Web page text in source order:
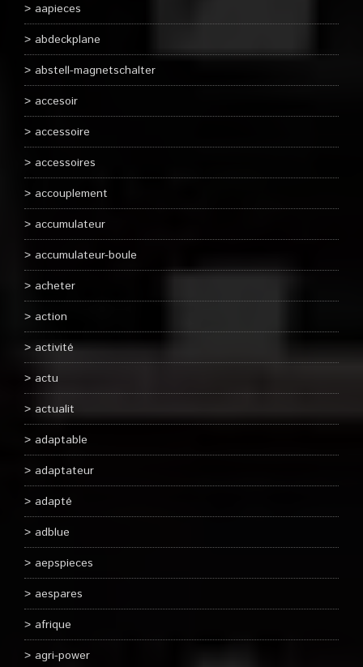
aapieces
abdeckplane
abstell-magnetschalter
accesoir
accessoire
accessoires
accouplement
accumulateur
accumulateur-boule
acheter
action
activité
actu
actualit
adaptable
adaptateur
adapté
adblue
aepspieces
aespares
afrique
agri-power